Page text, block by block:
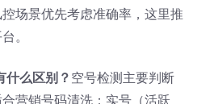
场景优先考虑准确率，这里推
。
什么区别？ 空号检测主要判断
营销号码清洗；实号（活跃